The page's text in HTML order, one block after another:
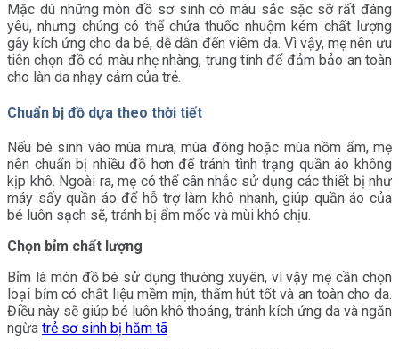
Mặc dù những món đồ sơ sinh có màu sắc sặc sỡ rất đáng
yêu, nhưng chúng có thể chứa thuốc nhuộm kém chất lượng
gây kích ứng cho da bé, dễ dẫn đến viêm da. Vì vậy, mẹ nên ưu
tiên chọn đồ có màu nhẹ nhàng, trung tính để đảm bảo an toàn
cho làn da nhạy cảm của trẻ.
Chuẩn bị đồ dựa theo thời tiết
Nếu bé sinh vào mùa mưa, mùa đông hoặc mùa nồm ẩm, mẹ
nên chuẩn bị nhiều đồ hơn để tránh tình trạng quần áo không
kịp khô. Ngoài ra, mẹ có thể cân nhắc sử dụng các thiết bị như
máy sấy quần áo để hỗ trợ làm khô nhanh, giúp quần áo của
bé luôn sạch sẽ, tránh bị ẩm mốc và mùi khó chịu.
Chọn bỉm chất lượng
Bỉm là món đồ bé sử dụng thường xuyên, vì vậy mẹ cần chọn
loại bỉm có chất liệu mềm mịn, thấm hút tốt và an toàn cho da.
Điều này sẽ giúp bé luôn khô thoáng, tránh kích ứng da và ngăn
ngừa trẻ sơ sinh bị hăm tã